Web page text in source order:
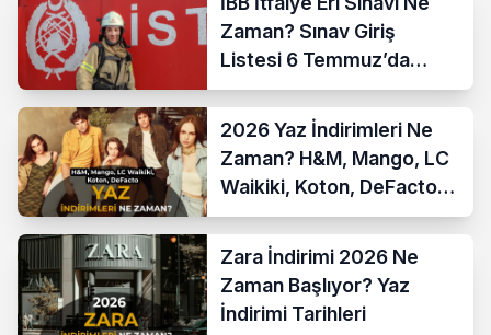
Zaman? Sınav Giriş
Listesi 6 Temmuz’da
Açıklanıyor
2026 Yaz İndirimleri Ne
Zaman? H&M, Mango, LC
Waikiki, Koton, DeFacto
İndirim Tarihleri
Zara İndirimi 2026 Ne
Zaman Başlıyor? Yaz
İndirimi Tarihleri